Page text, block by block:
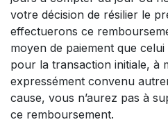
votre décision de résilier le
effectuerons ce
moyen de paiement que
pour la transaction initiale, à
expressément convenu
cause, vous n’aurez pas à
ce remboursement.